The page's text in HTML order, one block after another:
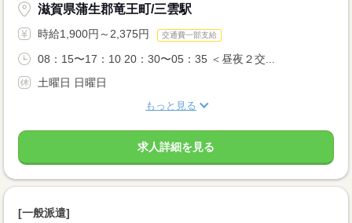
滋賀県蒲生郡竜王町/三雲駅
時給1,900円～2,375円 交通費一部支給
08：15〜17：10 20：30〜05：35 ＜昼夜２交...
土曜日 日曜日
もっと見る
求人詳細を見る
[一般派遣]